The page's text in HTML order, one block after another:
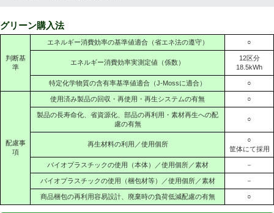
グリーン購入法
判断基
準
エネルギー消費効率の基準値適合（省エネ法の遵守） ○
エネルギー消費効率実測定値（係数）
12区分
18.5kWh
特定化学物質の含有率基準値適合（J-Mossに適合） ○
配慮事
項
使用済み製品の回収・再使用・再生システムの有無 ○
製品の長寿命化、省資源化、部品の再利用・素材再生への配
慮の有無
○
再生材料の利用／使用個所
○
筐体にて採用
バイオプラスチックの使用（本体）／使用個所／素材 －
バイオプラスチックの使用（梱包材等）／使用個所／素材 －
商品梱包の再利用容易設計、廃棄時の負荷低減配慮の有無 ○